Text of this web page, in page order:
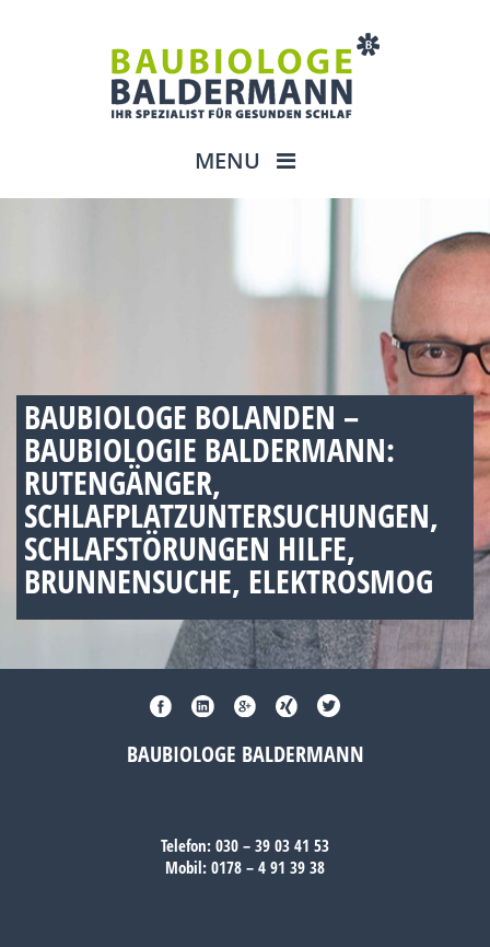
MENU
BAUBIOLOGE BOLANDEN –
BAUBIOLOGIE BALDERMANN:
RUTENGÄNGER,
SCHLAFPLATZUNTERSUCHUNGEN,
SCHLAFSTÖRUNGEN HILFE,
BRUNNENSUCHE, ELEKTROSMOG
BAUBIOLOGE BALDERMANN
Telefon: 030 – 39 03 41 53
Mobil: 0178 – 4 91 39 38